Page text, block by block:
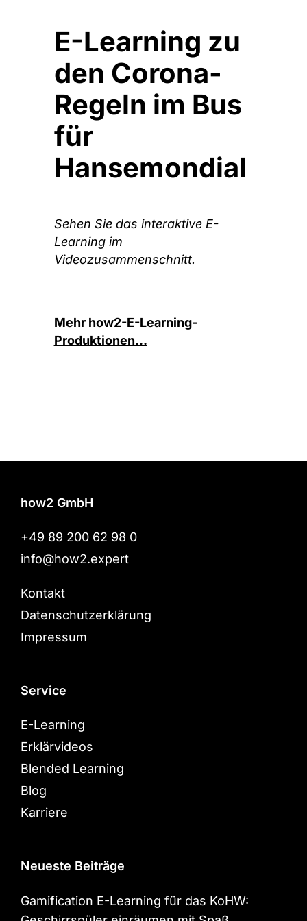
E-Learning zu
den Corona-
Regeln im Bus
für
Hansemondial
Sehen Sie das interaktive E-
Learning im
Videozusammenschnitt.
Mehr how2-E-Learning-
Produktionen…
how2 GmbH
+49 89 200 62 98 0
info@how2.expert
Kontakt
Datenschutzerklärung
Impressum
Service
E-Learning
Erklärvideos
Blended Learning
Blog
Karriere
Neueste Beiträge
Gamification E-Learning für das KoHW: